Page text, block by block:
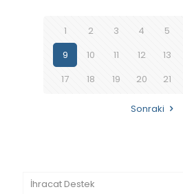
1 2 3 4 5
9
10 11 12 13
17
18 19 20 21
Sonraki
İhracat Destek